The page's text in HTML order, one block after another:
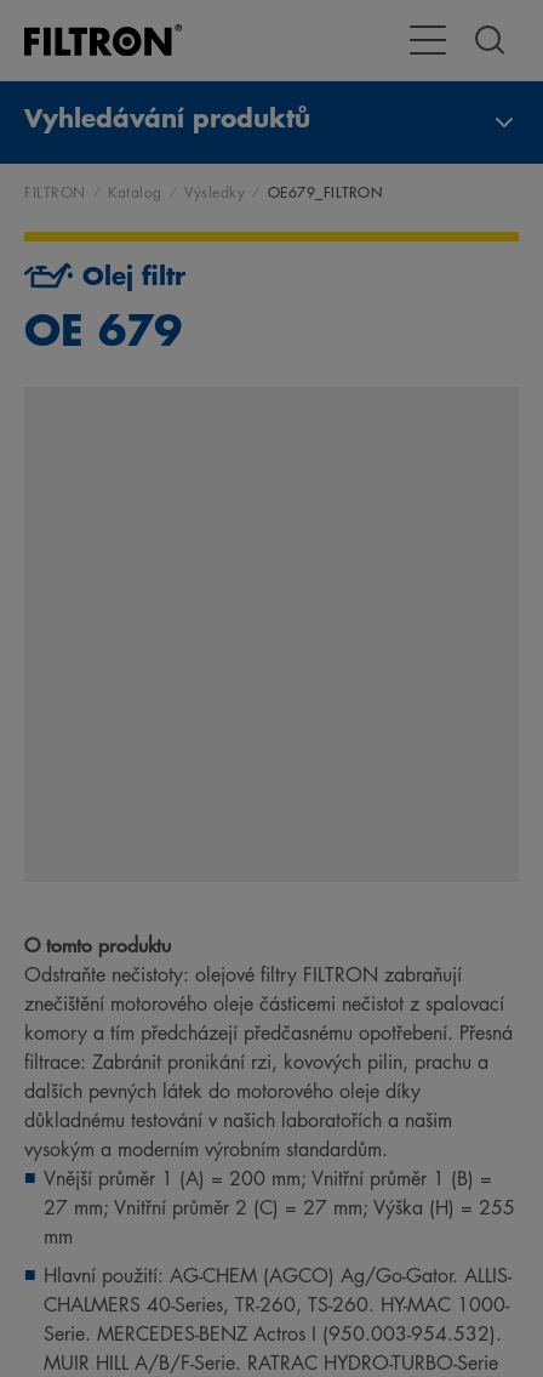
Přepnout
Vyhledávání produktů
FILTRON Katalog Výsledky OE679_FILTRON
Olej filtr
OE 679
O tomto produktu
Odstraňte nečistoty: olejové filtry FILTRON zabraňují
znečištění motorového oleje částicemi nečistot z spalovací
komory a tím předcházejí předčasnému opotřebení. Přesná
filtrace: Zabránit pronikání rzi, kovových pilin, prachu a
dalších pevných látek do motorového oleje díky
důkladnému testování v našich laboratořích a našim
vysokým a moderním výrobním standardům.
Vnější průměr 1 (A) = 200 mm; Vnitřní průměr 1 (B) =
27 mm; Vnitřní průměr 2 (C) = 27 mm; Výška (H) = 255
mm
Hlavní použití: AG-CHEM (AGCO) Ag/Go-Gator. ALLIS-
CHALMERS 40-Series, TR-260, TS-260. HY-MAC 1000-
Serie. MERCEDES-BENZ Actros I (950.003-954.532).
MUIR HILL A/B/F-Serie. RATRAC HYDRO-TURBO-Serie